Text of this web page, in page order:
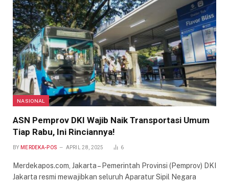
NASIONAL
ASN Pemprov DKI Wajib Naik Transportasi Umum
Tiap Rabu, Ini Rinciannya!
BY MERDEKA-POS APRIL 28, 2025 6
Merdekapos.com, Jakarta – Pemerintah Provinsi (Pemprov) DKI
Jakarta resmi mewajibkan seluruh Aparatur Sipil Negara